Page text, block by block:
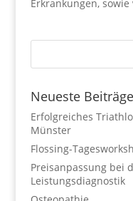
Erkrankungen, sowie
Neueste Beiträge
Erfolgreiches
Münster
Flossing-
Preisanpassung bei
Leistungsdiagnostik